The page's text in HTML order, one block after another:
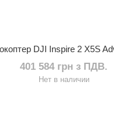
401 584 грн з ПДВ.
Нет в наличии